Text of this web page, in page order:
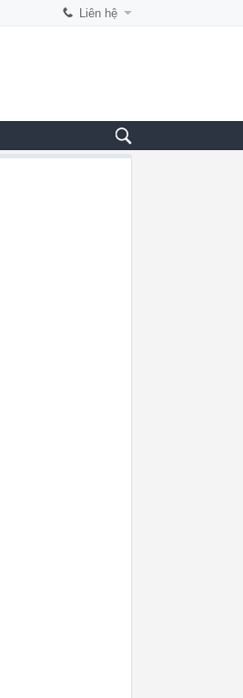
Liên hệ